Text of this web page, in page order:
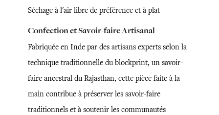
Séchage à l'air libre de préférence et à plat
Confection et Savoir-faire Artisanal
Fabriquée en Inde par des artisans experts selon la
technique traditionnelle du blockprint, un savoir-
faire ancestral du Rajasthan, cette pièce faite à la
main contribue à préserver les savoir-faire
traditionnels et à soutenir les communautés